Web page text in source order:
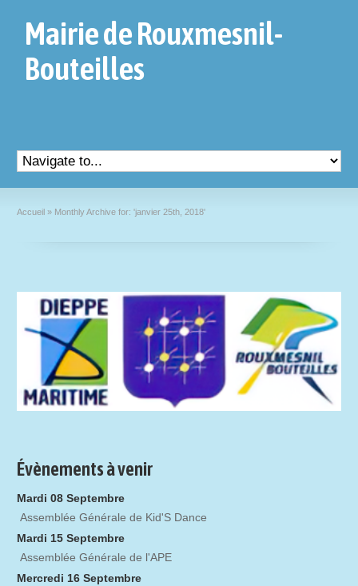
Mairie de Rouxmesnil-
Bouteilles
Accueil » Monthly Archive for: 'janvier 25th, 2018'
Évènements à venir
Mardi 08 Septembre
Assemblée Générale de Kid'S Dance
Mardi 15 Septembre
Assemblée Générale de l'APE
Mercredi 16 Septembre